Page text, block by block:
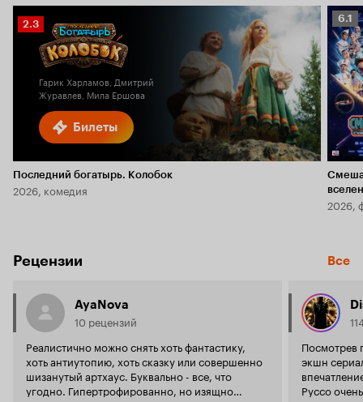
Билеты
Рейтинг
Кинопоиска
2.3
Гарик Харламов, Дмитрий
Журавлев, Мила Ершова
Последний богатырь. Колобок
2026, комедия
6.1
6.1
2026,
Рецензии Все
AyaNova
10 рецензий
Реалистично можно снять хоть фантастику,
хоть антиутопию, хоть сказку или совершенно
шизанутый артхаус. Буквально - все, что
угодно. Гипертрофированно, но изящно
Посмотрев
экшн
Руссо